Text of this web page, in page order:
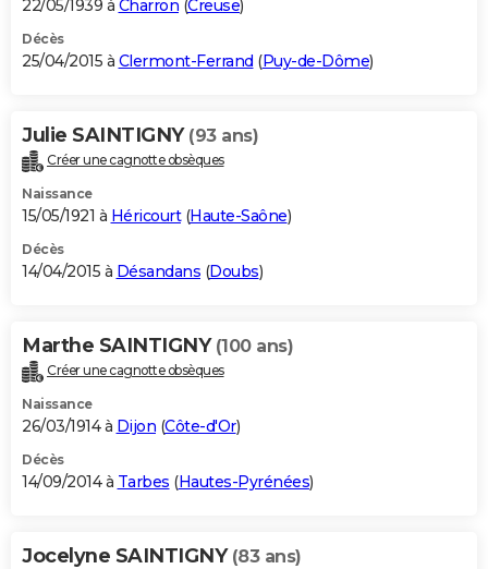
22/05/1939 à Charron (Creuse)
Décès
25/04/2015 à Clermont-Ferrand (Puy-de-Dôme)
Julie SAINTIGNY (93 ans)
Créer une cagnotte obsèques
Naissance
15/05/1921 à Héricourt(Haute-Saône)
Décès
14/04/2015 à Désandans (Doubs)
Marthe SAINTIGNY (100 ans)
Créer une cagnotte obsèques
Naissance
26/03/1914 à Dijon (Côte-d'Or)
Décès
14/09/2014 à Tarbes (Hautes-Pyrénées)
Jocelyne SAINTIGNY (83 ans)